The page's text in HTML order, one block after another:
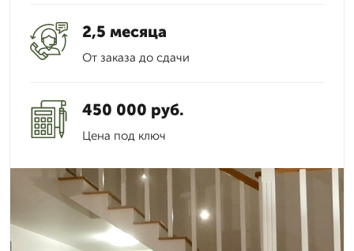
2,5 месяца
От заказа до сдачи
450 000 руб.
Цена под ключ